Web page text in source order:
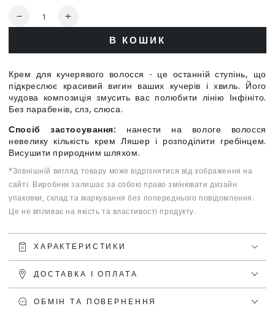
Кількість
Зменшити
Professional
Infinito
Cream
-
для
кучерявого
волосся
Збільшити
Professional
Infinito
Cream
-
для
кучерявого
волосся
В КОШИК
Крем для кучерявого волосся - це останній ступінь, що
підкреслює красивий вигин ваших кучерів і хвиль. Його
чудова композиція змусить вас полюбити лінію Інфініто.
Без парабенів, слз, слюса.
Спосіб застосування: нанести на вологе волосся
невелику кількість крем Ляшер і розподілити гребінцем.
Висушити природним шляхом.
*Зовнішній вигляд товару може відрізнятися від зображення на
сайті. Виробник залишає за собою право змінювати дизайн
упаковки, склад та маркування без попереднього повідомлення.
Це не впливає на якість та властивості продукту.
ХАРАКТЕРИСТИКИ
ДОСТАВКА І ОПЛАТА
ОБМІН ТА ПОВЕРНЕННЯ